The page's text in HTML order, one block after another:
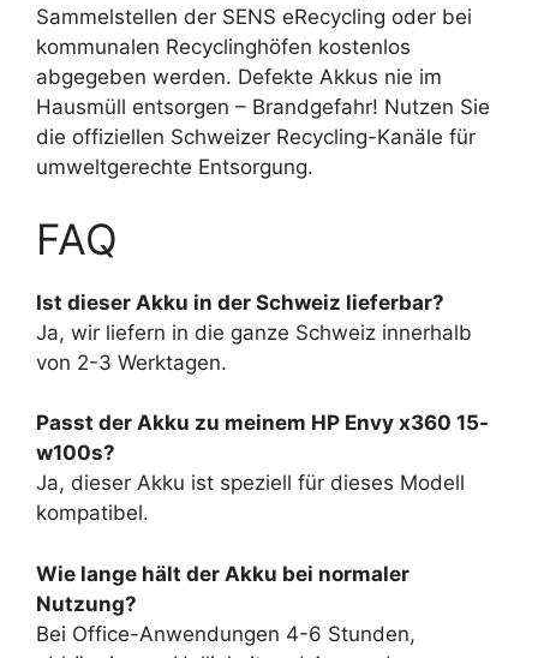
Sammelstellen der SENS eRecycling oder bei
kommunalen Recyclinghöfen kostenlos
abgegeben werden. Defekte Akkus nie im
Hausmüll entsorgen – Brandgefahr! Nutzen Sie
die offiziellen Schweizer Recycling-Kanäle für
umweltgerechte Entsorgung.
FAQ
Ist dieser Akku in der Schweiz lieferbar?
Ja, wir liefern in die ganze Schweiz innerhalb
von 2-3 Werktagen.
Passt der Akku zu meinem HP Envy x360 15-
w100s?
Ja, dieser Akku ist speziell für dieses Modell
kompatibel.
Wie lange hält der Akku bei normaler
Nutzung?
Bei Office-Anwendungen 4-6 Stunden,